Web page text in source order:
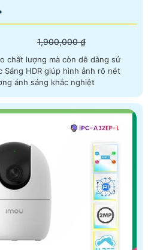
1,900,000 ₫
chất lượng mà còn dễ dàng sử
ánh sáng khắc nghiệt